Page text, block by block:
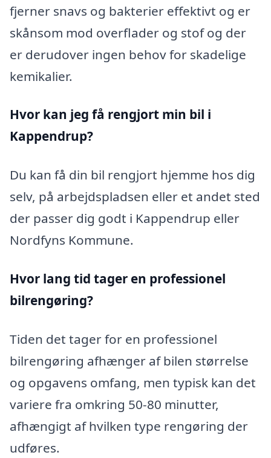
fjerner snavs og bakterier effektivt og er
skånsom mod overflader og stof og der
er derudover ingen behov for skadelige
kemikalier.
Hvor kan jeg få rengjort min bil i
Kappendrup?
Du kan få din bil rengjort hjemme hos dig
selv, på arbejdspladsen eller et andet sted
der passer dig godt i Kappendrup eller
Nordfyns Kommune.
Hvor lang tid tager en professionel
bilrengøring?
Tiden det tager for en professionel
bilrengøring afhænger af bilen størrelse
og opgavens omfang, men typisk kan det
variere fra omkring 50-80 minutter,
afhængigt af hvilken type rengøring der
udføres.